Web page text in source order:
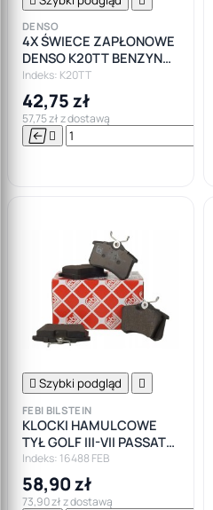
DENSO
4X ŚWIECE ZAPŁONOWE
DENSO K20TT BENZYNA
LPG GAZ
Indeks: K20TT
42,75 zł
57,75 zł z dostawą
 
 Szybki podgląd 
FEBI BILSTEIN
KLOCKI HAMULCOWE
TYŁ GOLF III-VII PASSAT
B5-B7
Indeks: 16488 FEB
58,90 zł
73,90 zł z dostawą